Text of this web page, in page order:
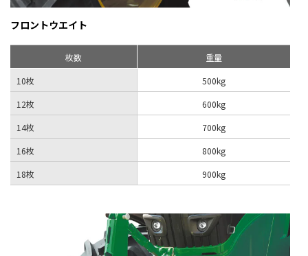
フロントウエイト
枚数
重量
10枚
500kg
12枚
600kg
14枚
700kg
16枚
800kg
18枚
900kg